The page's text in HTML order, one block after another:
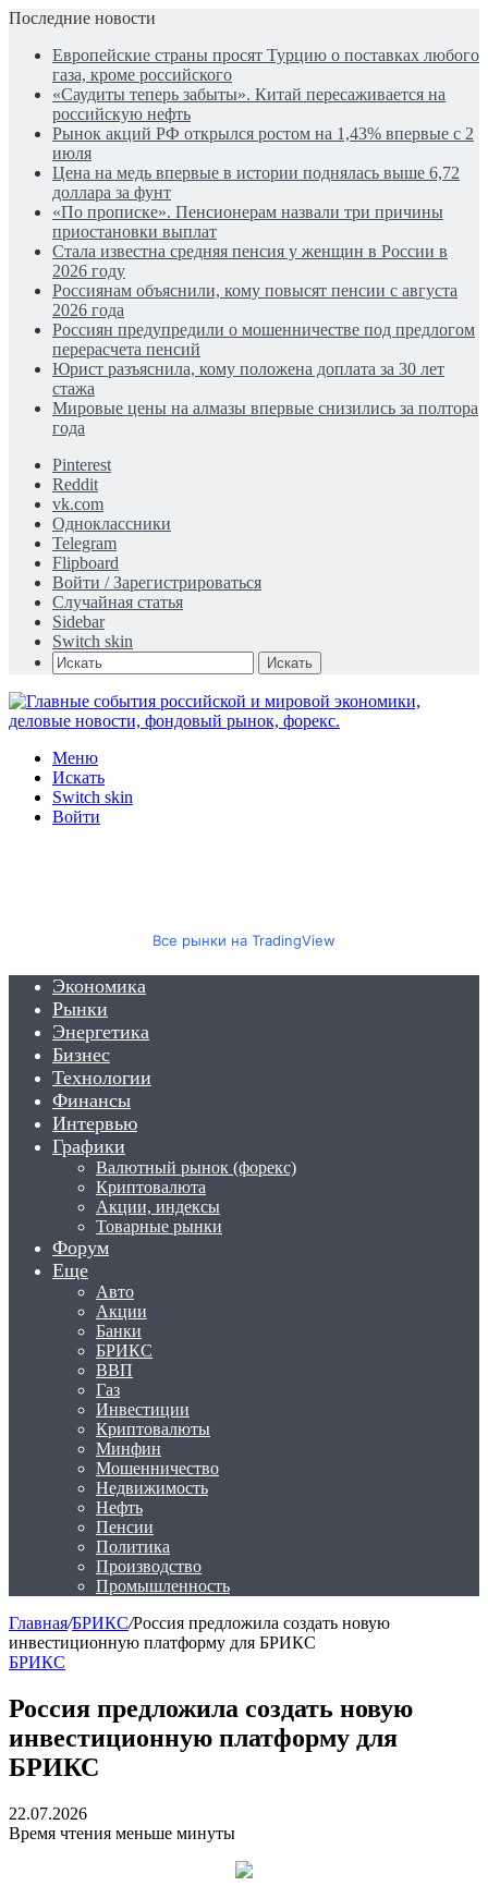
Последние новости
Европейские страны просят Турцию о поставках любого
газа, кроме российского
«Саудиты теперь забыты». Китай пересаживается на
российскую нефть
Рынок акций РФ открылся ростом на 1,43% впервые с 2
июля
Цена на медь впервые в истории поднялась выше 6,72
доллара за фунт
«По прописке». Пенсионерам назвали три причины
приостановки выплат
Стала известна средняя пенсия у женщин в России в
2026 году
Россиянам объяснили, кому повысят пенсии с августа
2026 года
Россиян предупредили о мошенничестве под предлогом
перерасчета пенсий
Юрист разъяснила, кому положена доплата за 30 лет
стажа
Мировые цены на алмазы впервые снизились за полтора
года
Pinterest
Reddit
vk.com
Одноклассники
Telegram
Flipboard
Войти / Зарегистрироваться
Случайная статья
Sidebar
Switch skin
Искать
Меню
Искать
Switch skin
Войти
Все рынки на TradingView
Экономика
Рынки
Энергетика
Бизнес
Технологии
Финансы
Интервью
Графики
Валютный рынок (форекс)
Криптовалюта
Акции, индексы
Товарные рынки
Форум
Еще
Авто
Акции
Банки
БРИКС
ВВП
Газ
Инвестиции
Криптовалюты
Минфин
Мошенничество
Недвижимость
Нефть
Пенсии
Политика
Производство
Промышленность
Главная/БРИКС/Россия предложила создать новую
инвестиционную платформу для БРИКС
БРИКС
Россия предложила создать новую
инвестиционную платформу для
БРИКС
22.07.2026
Время чтения меньше минуты